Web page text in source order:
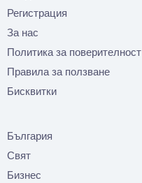
Регистрация
За нас
Политика за поверителност
Правила за ползване
Бисквитки
България
Свят
Бизнес